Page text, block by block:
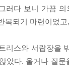
러다 보니 가끔
복되기 마련이었
리스와 서랍장을
았다. 울거나 질